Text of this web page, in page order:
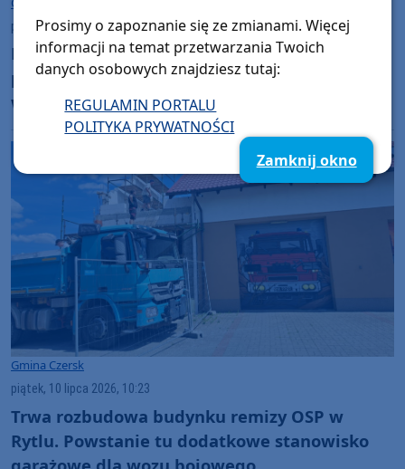
piątek, 10 lipca 2026, 19:05
Młody kierowca Hyundaia nie zapanował nad
pojazdem. Dachowanie na drodze
wojewódzkiej 237 w gminie Czersk
Gmina Czersk
piątek, 10 lipca 2026, 10:23
Trwa rozbudowa budynku remizy OSP w
Rytlu. Powstanie tu dodatkowe stanowisko
Prosimy o zapoznanie się ze zmianami. Więcej
informacji na temat przetwarzania Twoich
danych osobowych znajdziesz tutaj:
REGULAMIN PORTALU
POLITYKA PRYWATNOŚCI
Zamknij okno